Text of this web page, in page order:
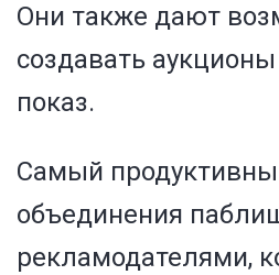
Они также дают
создавать
показ.
Самый
объединения
рекламодателями,